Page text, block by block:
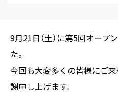
9月21日（土）に第5回オープ
た。
今回も大変多くの皆様にご
謝申し上げます。